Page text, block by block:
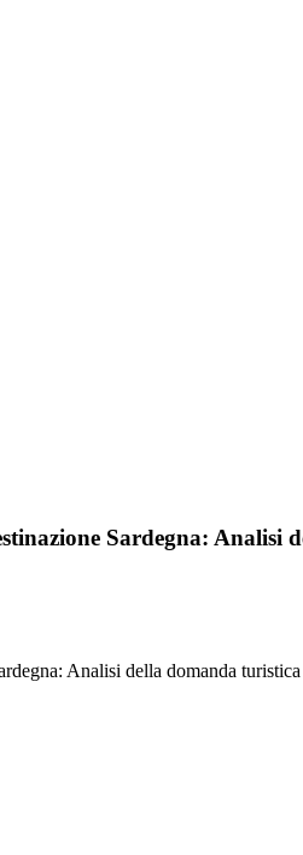
Sardegna: Analisi
Analisi della domanda